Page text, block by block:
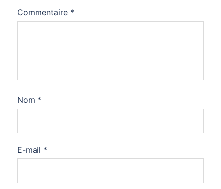
Commentaire *
Nom *
E-mail *